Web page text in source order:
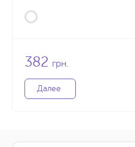
382 грн.
Далее